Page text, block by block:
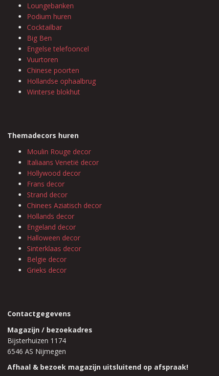
Loungebanken
Podium huren
Cocktailbar
Big Ben
Engelse telefooncel
Vuurtoren
Chinese poorten
Hollandse ophaalbrug
Winterse blokhut
Themadecors huren
Moulin Rouge decor
Italiaans Venetië decor
Hollywood decor
Frans decor
Strand decor
Chinees Aziatisch decor
Hollands decor
Engeland decor
Halloween decor
Sinterklaas decor
Belgie decor
Grieks decor
Contactgegevens
Magazijn / bezoekadres
Bijsterhuizen 1174
6546 AS Nijmegen
Afhaal & bezoek magazijn uitsluitend op afspraak!